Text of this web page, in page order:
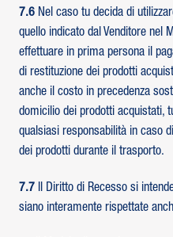
7.6 Nel caso tu decida di
quello indicato dal Venditore nel
effettuare in prima persona il
di restituzione dei prodotti
anche il costo in precedenza
domicilio dei prodotti acquistati,
qualsiasi responsabilità in caso
dei prodotti durante il trasporto.
7.7 Il Diritto di Recesso si
siano interamente rispettate